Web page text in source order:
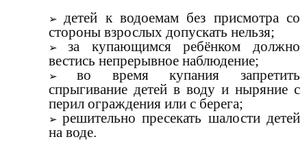
детей к водоемам без присмотра со
стороны взрослых допускать нельзя;
за купающимся ребёнком должно
вестись непрерывное наблюдение;
во время купания запретить
спрыгивание детей в воду и ныряние с
перил ограждения или с берега;
решительно пресекать шалости детей
на воде.